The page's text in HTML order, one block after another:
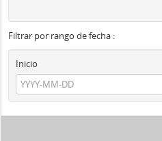
Filtrar por rango de fecha :
Inicio